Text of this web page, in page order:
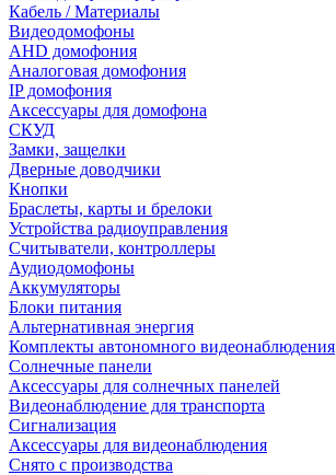
Кабель / Материалы
Видеодомофоны
AHD домофония
Аналоговая домофония
IP домофония
Аксессуары для домофона
СКУД
Замки, защелки
Дверные доводчики
Кнопки
Браслеты, карты и брелоки
Устройства радиоуправления
Считыватели, контроллеры
Аудиодомофоны
Аккумуляторы
Блоки питания
Альтернативная энергия
Комплекты автономного видеонаблюдения
Солнечные панели
Аксессуары для солнечных панелей
Видеонаблюдение для транспорта
Сигнализация
Аксессуары для видеонаблюдения
Снято с производства